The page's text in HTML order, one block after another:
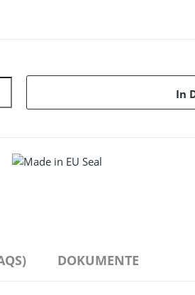
In
DOKUMENTE